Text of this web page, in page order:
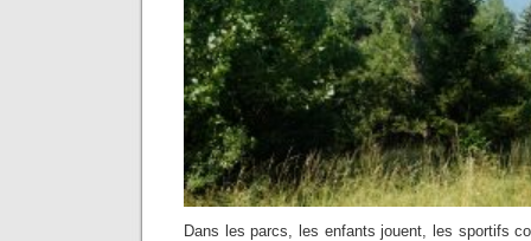
Dans les parcs, les enfants jouent, les sportifs